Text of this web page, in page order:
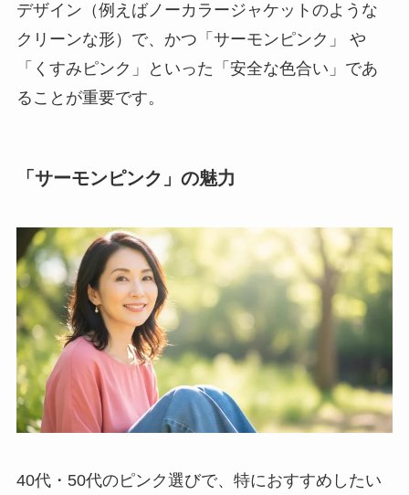
デザイン（例えばノーカラージャケットのような
クリーンな形）で、かつ「サーモンピンク」 や
「くすみピンク」といった「安全な色合い」であ
ることが重要です。
「サーモンピンク」の魅力
40代・50代のピンク選びで、特におすすめしたい